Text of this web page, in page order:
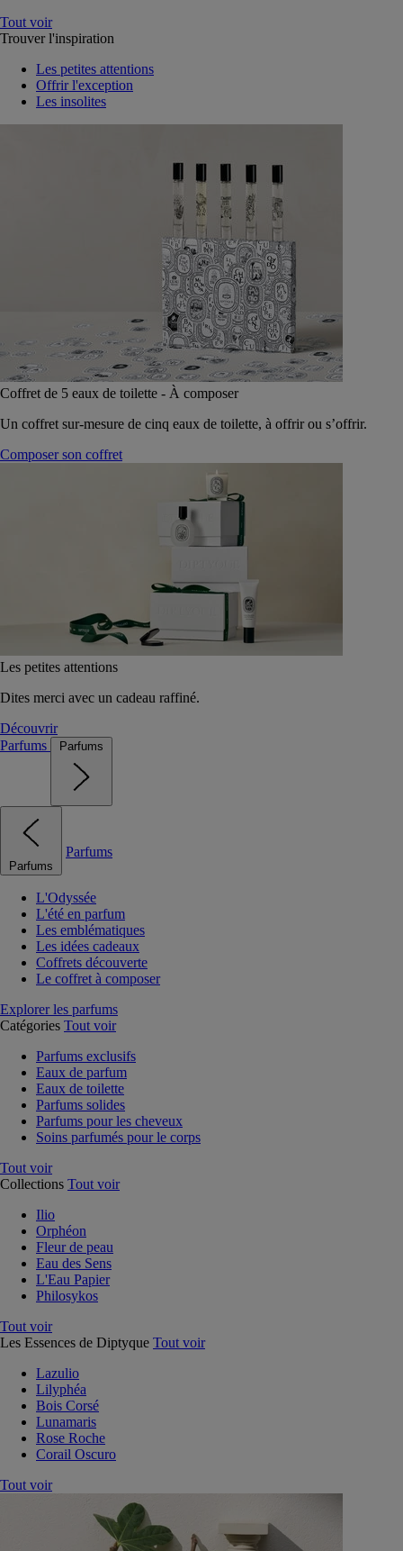
Tout voir
Trouver l'inspiration
Les petites attentions
Offrir l'exception
Les insolites
Coffret de 5 eaux de toilette - À composer
Un coffret sur-mesure de cinq eaux de toilette, à offrir ou s’offrir.
Composer son coffret
Les petites attentions
Dites merci avec un cadeau raffiné.
Découvrir
Parfums
Parfums
Parfums
Parfums
L'Odyssée
L'été en parfum
Les emblématiques
Les idées cadeaux
Coffrets découverte
Le coffret à composer
Explorer les parfums
Catégories Tout voir
Parfums exclusifs
Eaux de parfum
Eaux de toilette
Parfums solides
Parfums pour les cheveux
Soins parfumés pour le corps
Tout voir
Collections Tout voir
Ilio
Orphéon
Fleur de peau
Eau des Sens
L'Eau Papier
Philosykos
Tout voir
Les Essences de Diptyque Tout voir
Lazulio
Lilyphéa
Bois Corsé
Lunamaris
Rose Roche
Corail Oscuro
Tout voir